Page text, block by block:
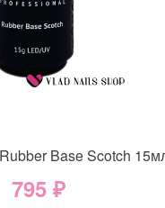
Base Scotch
795 ₽